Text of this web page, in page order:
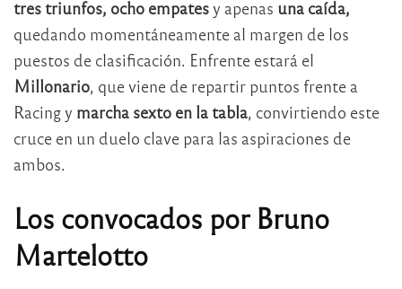
tres triunfos, ocho empatesy apenas una caída,
quedando momentáneamente al margen de los
puestos de clasificación. Enfrente estará el
Millonario, que viene de repartir puntos frente a
Racing y marcha sexto en la tabla, convirtiendo este
cruce en un duelo clave para las aspiraciones de
ambos.
Los convocados por Bruno
Martelotto